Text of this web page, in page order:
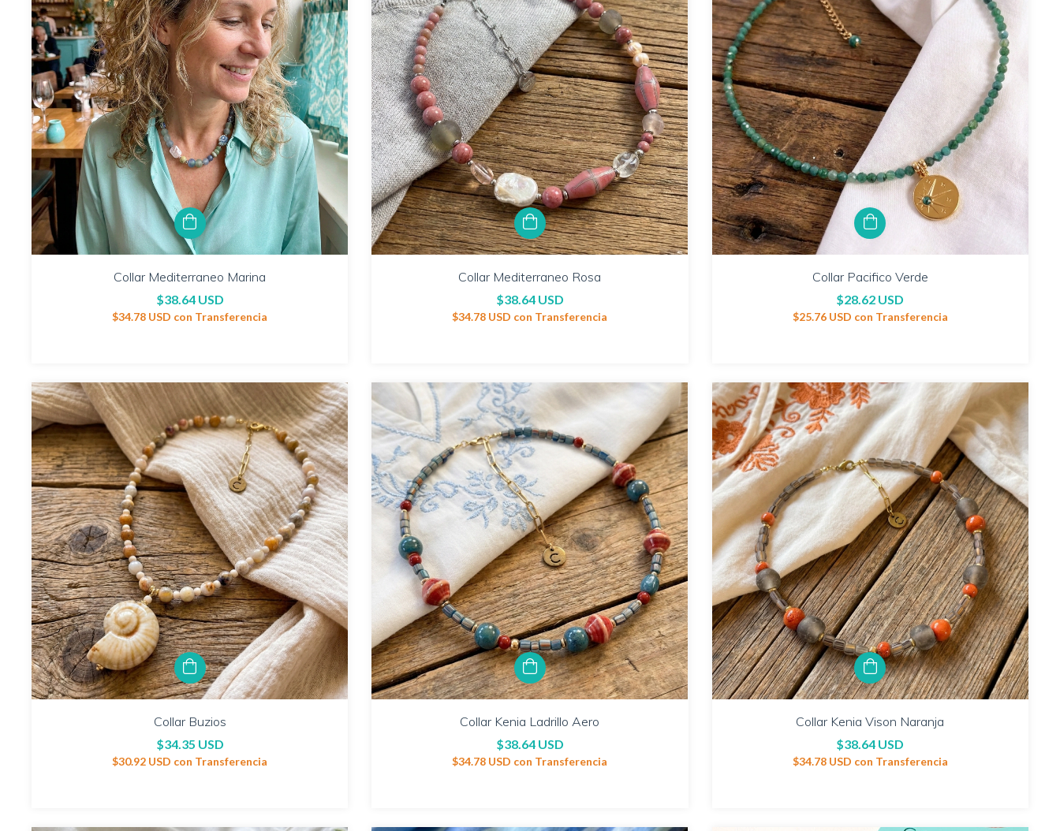
Collar Mediterraneo Marina
$38.64 USD
$34.78 USD con Transferencia
Collar Mediterraneo Rosa
$38.64 USD
$34.78 USD con Transferencia
Collar Pacifico Verde
$28.62 USD
$25.76 USD con Transferencia
Collar Buzios
$34.35 USD
$30.92 USD con Transferencia
Collar Kenia Ladrillo Aero
$38.64 USD
$34.78 USD con Transferencia
Collar Kenia Vison Naranja
$38.64 USD
$34.78 USD con Transferencia